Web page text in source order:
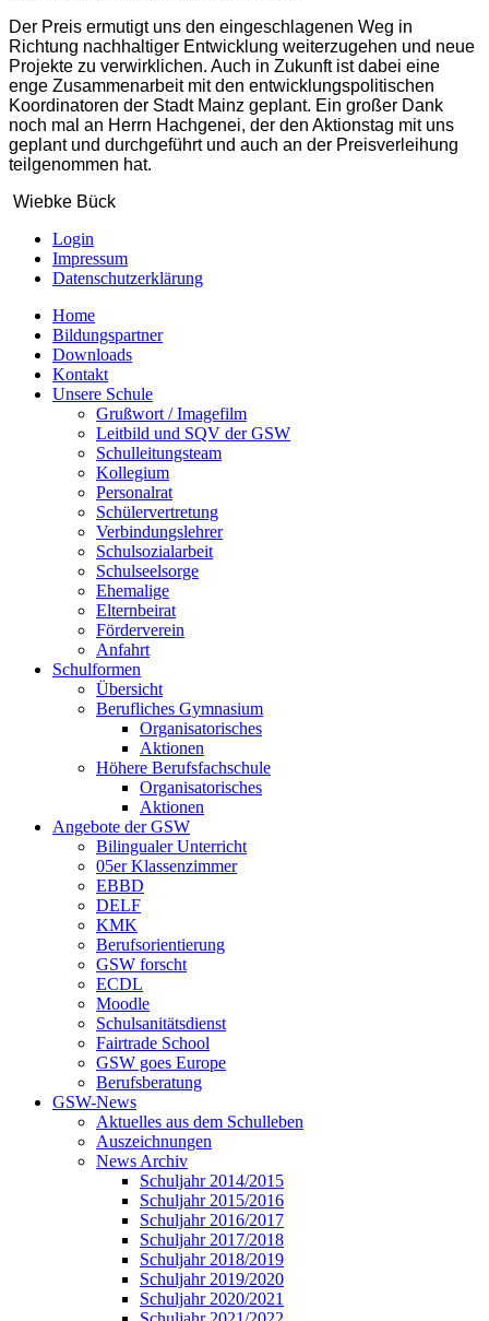
Der Preis ermutigt uns den eingeschlagenen Weg in
Richtung nachhaltiger Entwicklung weiterzugehen und neue
Projekte zu verwirklichen. Auch in Zukunft ist dabei eine
enge Zusammenarbeit mit den entwicklungspolitischen
Koordinatoren der Stadt Mainz geplant. Ein großer Dank
noch mal an Herrn Hachgenei, der den Aktionstag mit uns
geplant und durchgeführt und auch an der Preisverleihung
teilgenommen hat.
Wiebke Bück
Login
Impressum
Datenschutzerklärung
Home
Bildungspartner
Downloads
Kontakt
Unsere Schule
Grußwort / Imagefilm
Leitbild und SQV der GSW
Schulleitungsteam
Kollegium
Personalrat
Schülervertretung
Verbindungslehrer
Schulsozialarbeit
Schulseelsorge
Ehemalige
Elternbeirat
Förderverein
Anfahrt
Schulformen
Übersicht
Berufliches Gymnasium
Organisatorisches
Aktionen
Höhere Berufsfachschule
Organisatorisches
Aktionen
Angebote der GSW
Bilingualer Unterricht
05er Klassenzimmer
EBBD
DELF
KMK
Berufsorientierung
GSW forscht
ECDL
Moodle
Schulsanitätsdienst
Fairtrade School
GSW goes Europe
Berufsberatung
GSW-News
Aktuelles aus dem Schulleben
Auszeichnungen
News Archiv
Schuljahr 2014/2015
Schuljahr 2015/2016
Schuljahr 2016/2017
Schuljahr 2017/2018
Schuljahr 2018/2019
Schuljahr 2019/2020
Schuljahr 2020/2021